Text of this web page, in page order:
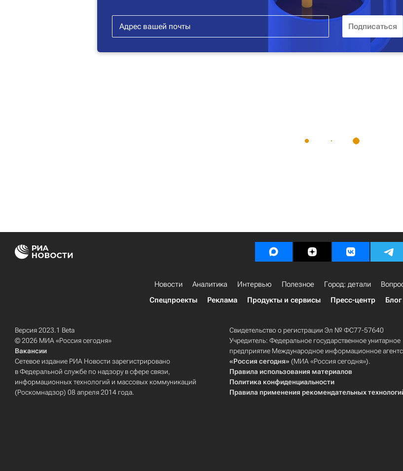
Новости Аналитика Интервью Полезное Город: детали
Спецпроекты
Реклама Продукты и сервисы Пресс-центр
Версия 2023.1 Beta
© 2026 МИА «Россия сегодня»
Вакансии
Сетевое издание РИА Новости зарегистрировано
в Федеральной службе по надзору в сфере связи,
информационных технологий и массовых коммуникаций
(Роскомнадзор) 08 апреля 2014 года.
Свидетельство о регистрации Эл № ФС77-57640
Учредитель: Федеральное государственное унитарное
предприятие Международное информационное
«Россия сегодня» (МИА «Россия сегодня»).
Правила использования материалов
Политика конфиденциальности
Правила применения рекомендательных